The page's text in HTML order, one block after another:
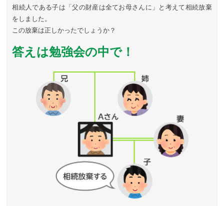
相続人である子は「父の財産は全てお母さんに」と考えて相続放棄
をしました。
この放棄は正しかったでしょうか？
答えは勉強会の中で！